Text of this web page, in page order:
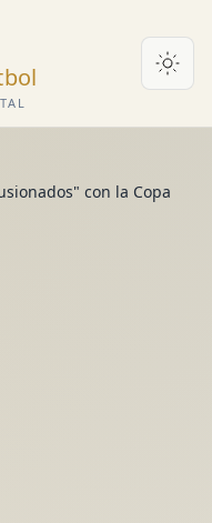
con la Copa